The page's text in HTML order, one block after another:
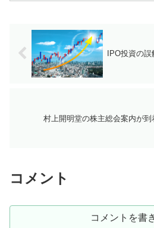
IPO投資の誤
村上開明堂の株主総会案内が到
コメント
コメントを書